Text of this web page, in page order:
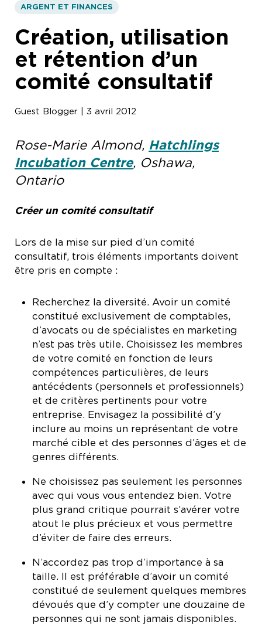
ARGENT ET FINANCES
Création, utilisation
et rétention d’un
comité consultatif
Guest Blogger | 3 avril 2012
Rose-Marie Almond, Hatchlings
Incubation Centre, Oshawa,
Ontario
Créer un comité consultatif
Lors de la mise sur pied d’un comité
consultatif, trois éléments importants doivent
être pris en compte :
Recherchez la diversité. Avoir un comité
constitué exclusivement de comptables,
d’avocats ou de spécialistes en marketing
n’est pas très utile. Choisissez les membres
de votre comité en fonction de leurs
compétences particulières, de leurs
antécédents (personnels et professionnels)
et de critères pertinents pour votre
entreprise. Envisagez la possibilité d’y
inclure au moins un représentant de votre
marché cible et des personnes d’âges et de
genres différents.
Ne choisissez pas seulement les personnes
avec qui vous vous entendez bien. Votre
plus grand critique pourrait s’avérer votre
atout le plus précieux et vous permettre
d’éviter de faire des erreurs.
N’accordez pas trop d’importance à sa
taille. Il est préférable d’avoir un comité
constitué de seulement quelques membres
dévoués que d’y compter une douzaine de
personnes qui ne sont jamais disponibles.